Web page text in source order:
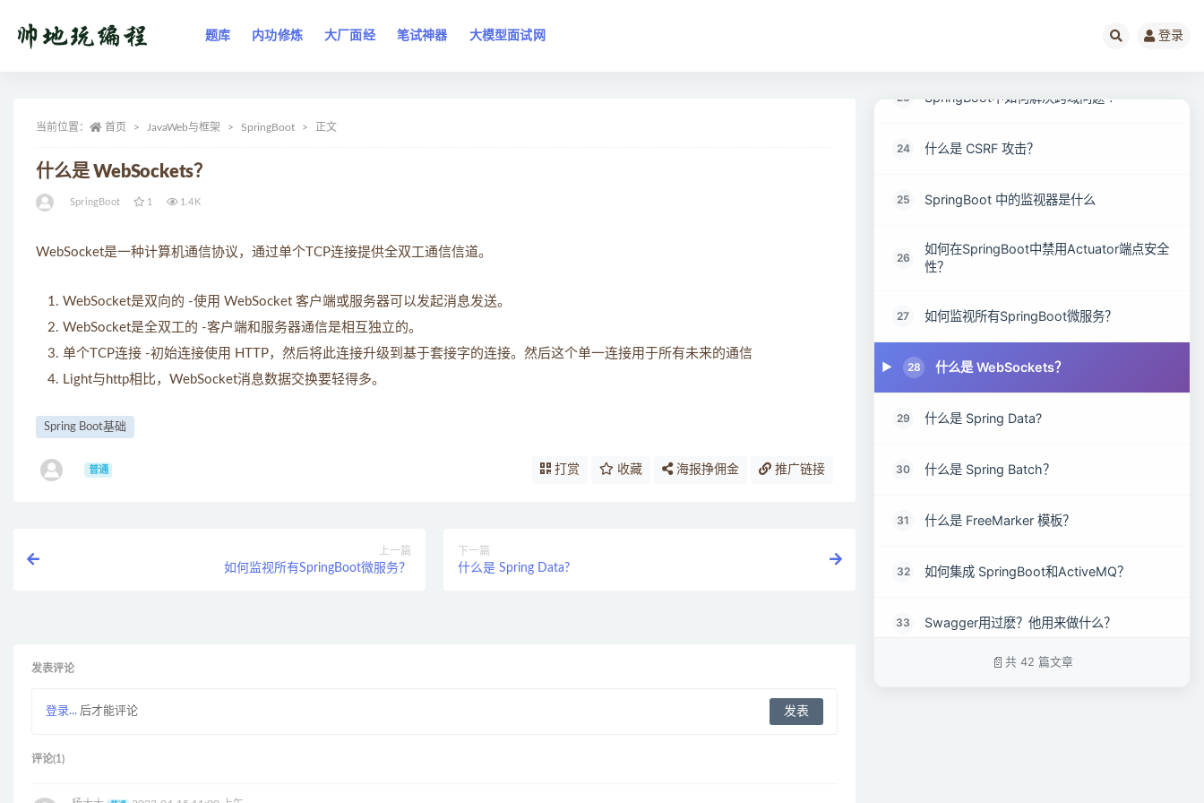
题库 内功修炼 大厂面经 笔试神器 大模型面试网 登录
当前位置： 首页 JavaWeb与框架 SpringBoot 正文
什么是 WebSockets？
SpringBoot 1 1.4K
WebSocket是一种计算机通信协议，通过单个TCP连接提供全双工通信信道。
WebSocket是双向的 -使用 WebSocket 客户端或服务器可以发起消息发送。
WebSocket是全双工的 -客户端和服务器通信是相互独立的。
单个TCP连接 -初始连接使用 HTTP，然后将此连接升级到基于套接字的连接。然后这个单一连接用于所有未来的通信
Light与http相比，WebSocket消息数据交换要轻得多。
Spring Boot基础
普通 打赏 收藏 海报挣佣金 推广链接
上一篇
如何监视所有SpringBoot微服务？
下一篇
什么是 Spring Data?
发表评论
登录... 后才能评论
评论(1)
比较一下Spring Security 和Shiro各自的优
23 SpringBoot中如何解决跨域问题 ?
24 什么是 CSRF 攻击？
25 SpringBoot 中的监视器是什么
26
如何在SpringBoot中禁用Actuator端点安全
性？
27 如何监视所有SpringBoot微服务？
28 什么是 WebSockets？
29 什么是 Spring Data?
30 什么是 Spring Batch？
31 什么是 FreeMarker 模板？
32 如何集成 SpringBoot和ActiveMQ？
33 Swagger用过麽？他用来做什么？
共 42 篇文章